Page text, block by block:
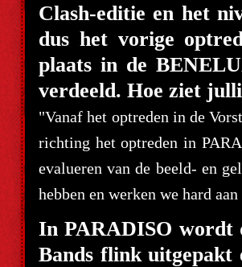
Clash-editie en het
dus het vorige
plaats in de
verdeeld. Hoe ziet
"Vanaf het optreden in de
richting het optreden in
evalueren van de beeld- en
hebben en werken we hard
In PARADISO wordt
Bands flink uitgepakt